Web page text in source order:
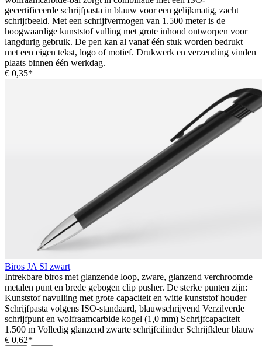
gecertificeerde schrijfpasta in blauw voor een gelijkmatig, zacht
schrijfbeeld. Met een schrijfvermogen van 1.500 meter is de
hoogwaardige kunststof vulling met grote inhoud ontworpen voor
langdurig gebruik. De pen kan al vanaf één stuk worden bedrukt
met een eigen tekst, logo of motief. Drukwerk en verzending vinden
plaats binnen één werkdag.
€ 0,35*
Biros JA SI zwart
Intrekbare biros met glanzende loop, zware, glanzend verchroomde
metalen punt en brede gebogen clip pusher. De sterke punten zijn:
Kunststof navulling met grote capaciteit en witte kunststof houder
Schrijfpasta volgens ISO-standaard, blauwschrijvend Verzilverde
schrijfpunt en wolfraamcarbide kogel (1,0 mm) Schrijfcapaciteit
1.500 m Volledig glanzend zwarte schrijfcilinder Schrijfkleur blauw
€ 0,62*